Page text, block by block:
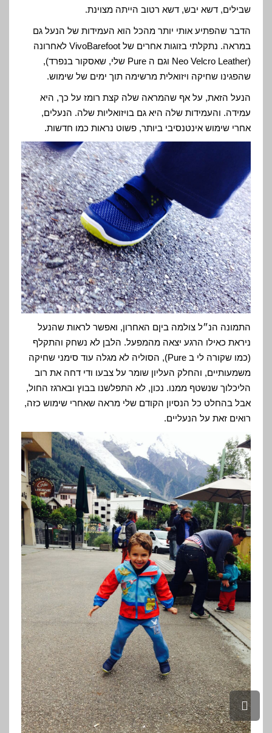
שבילים, דשא יבש, דשא רטוב הייתה מצוינת.
הדבר שהפתיע אותי יותר מהכל הוא העמידות של הנעל גם
במראה. נתקלתי בזוגות אחרים של VivoBarefoot לאחרונה
(Neo Velcro Leather וגם ה Pure שלי, שאסקור בנפרד),
שהפגינו שחיקה ויזואלית מרשימה תוך ימים של שימוש.
הנעל הזאת, על אף שהמראה שלה קצת רומז על כך, היא
עמידה. והעמידות שלה היא גם בויזואליות שלה. הנעלים,
אחרי שימוש אינטנסיבי ביותר, פשוט נראות כמו חדשות.
התמונה הנ״ל צולמה ביןם האחרון, ואפשר לראות שהנעל
ניראת כאילו הרגע יצאה מהמפעל. הלבן לא נשחק והתקלף
(כמו שקורה לי ב Pure), הסוליה לא מגלה עוד סימני שחיקה
משמעותיים, והחלק העליון שומר על צבעו ודי דחה את רוב
הליכלוך שנשטף ממנו. נכון, לא התפלשנו בבוץ ובארגז החול,
אבל בהחלט כל הנסיון הקודם שלי מראה שאחרי שימוש כזה,
רואים זאת על הנעליים.
גלילה
לראש
העמוד